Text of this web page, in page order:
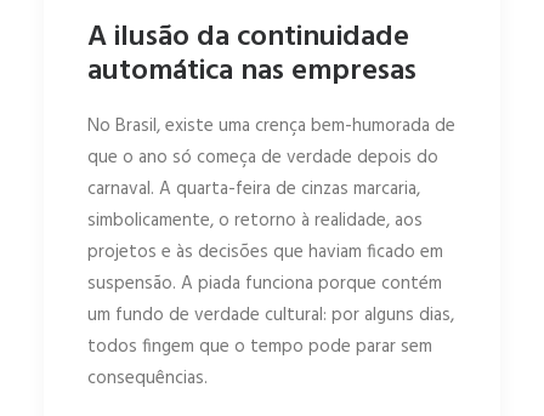
A ilusão da continuidade
automática nas empresas
No Brasil, existe uma crença bem-humorada de
que o ano só começa de verdade depois do
carnaval. A quarta-feira de cinzas marcaria,
simbolicamente, o retorno à realidade, aos
projetos e às decisões que haviam ficado em
suspensão. A piada funciona porque contém
um fundo de verdade cultural: por alguns dias,
todos fingem que o tempo pode parar sem
consequências.